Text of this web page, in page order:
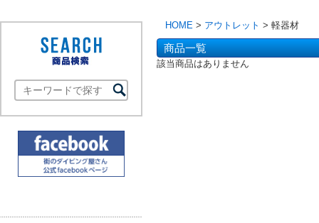
HOME > アウトレット > 軽器材
商品一覧
該当商品はありません